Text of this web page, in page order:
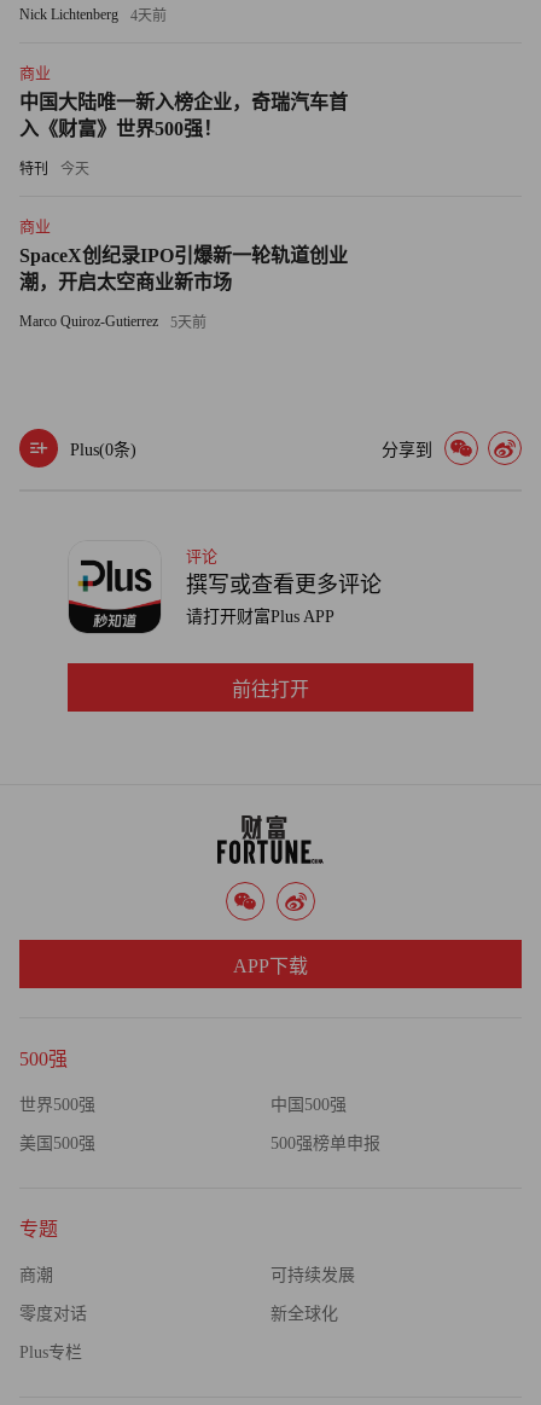
Realtor.com在报告中指出，First Street所用的风险区域模型，
在巨大差异，这是因为美国联邦紧急事务管理局的模型“未
将大雨和未来气候变化因素纳入考量”。Realtor.com的研究
有可能并未购洪水保险。
若是将First Street认定的主要洪水风险区域纳入考量，这一
风险缺口可能会更大。以房产价值计算，纽约、洛杉矶和旧
目前，美国房地产和保险行业正在努力采取措施，应对这一
YA》里的一句歌词：“野火烧毁了他的房子，保险公司不会
理赔，房利美也不会。”她还表示，自2021年以来，美国每
年平均发生22起造成损失超10亿美元的自然灾害，与上世纪
Nick Lichtenberg 4天前
商业
中国大陆唯一新入榜企业，奇瑞汽车首
入《财富》世界500强！
特刊 今天
商业
SpaceX创纪录IPO引爆新一轮轨道创业
潮，开启太空商业新市场
Marco Quiroz-Gutierrez 5天前
Plus(0条) 分享到
评论
撰写或查看更多评论
请打开财富Plus APP
前往打开
500强
世界500强 中国500强
美国500强 500强榜单申报
专题
商潮 可持续发展
零度对话 新全球化
Plus专栏
APP下载